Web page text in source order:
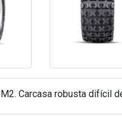
Carcasa robusta difícil